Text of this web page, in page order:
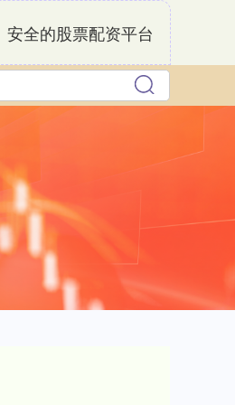
安全的股票配资平台